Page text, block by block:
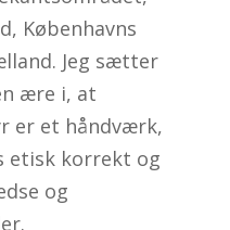
Københavns
Jeg sætter
ære i, at
er et håndværk,
etisk korrekt og
og